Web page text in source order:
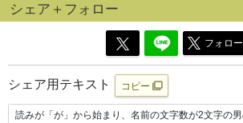
シェア＋フォロー
フォロー
シェア用テキスト コピー